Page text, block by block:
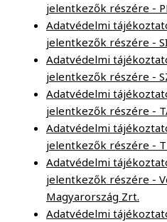
jelentkezők részére -
Adatvédelmi
jelentkezők részére -
Adatvédelmi
jelentkezők részére -
Adatvédelmi
jelentkezők részére -
Adatvédelmi
jelentkezők részére -
Adatvédelmi
jelentkezők részére -
Magyarország Zrt.
Adatvédelmi